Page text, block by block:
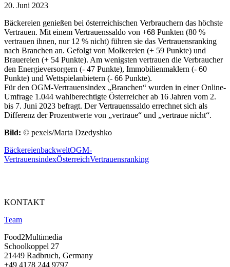
20. Juni 2023
Bäckereien genießen bei österreichischen Verbrauchern das höchste
Vertrauen. Mit einem Vertrauenssaldo von +68 Punkten (80 %
vertrauen ihnen, nur 12 % nicht) führen sie das Vertrauensranking
nach Branchen an. Gefolgt von Molkereien (+ 59 Punkte) und
Brauereien (+ 54 Punkte). Am wenigsten vertrauen die Verbraucher
den Energieversorgern (- 47 Punkte), Immobilienmaklern (- 60
Punkte) und Wettspielanbietern (- 66 Punkte).
Für den OGM-Vertrauensindex „Branchen“ wurden in einer Online-
Umfrage 1.044 wahlberechtigte Österreicher ab 16 Jahren vom 2.
bis 7. Juni 2023 befragt. Der Vertrauenssaldo errechnet sich als
Differenz der Prozentwerte von „vertraue“ und „vertraue nicht“.
Bild: © pexels/Marta Dzedyshko
BäckereienbackweltOGM-
VertrauensindexÖsterreichVertrauensranking
KONTAKT
Team
Food2Multimedia
Schoolkoppel 27
21449 Radbruch, Germany
+49 4178 244 9797